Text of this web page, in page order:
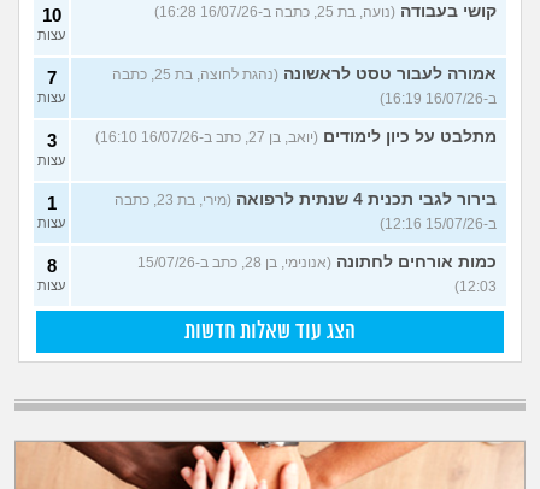
קושי בעבודה (נועה, בת 25, כתבה ב-16/07/26 16:28) 10
עצות
אמורה לעבור טסט לראשונה
(נהגת לחוצה, בת 25, כתבה
ב-16/07/26 16:19)
7
עצות
מתלבט על כיון לימודים (יואב, בן 27, כתב ב-16/07/26 16:10) 3
עצות
בירור לגבי תכנית 4 שנתית לרפואה
(מירי, בת 23, כתבה
ב-15/07/26 12:16)
1
עצות
כמות אורחים לחתונה
(אנונימי, בן 28, כתב ב-15/07/26
12:03)
8
עצות
הצג עוד שאלות חדשות